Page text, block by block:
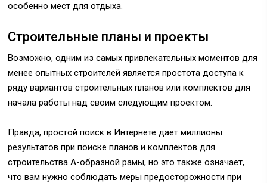
особенно мест для отдыха.
Строительные планы и проекты
Возможно, одним из самых привлекательных моментов для
менее опытных строителей является простота доступа к
ряду вариантов строительных планов или комплектов для
начала работы над своим следующим проектом.
Правда, простой поиск в Интернете дает миллионы
результатов при поиске планов и комплектов для
строительства А-образной рамы, но это также означает,
что вам нужно соблюдать меры предосторожности при